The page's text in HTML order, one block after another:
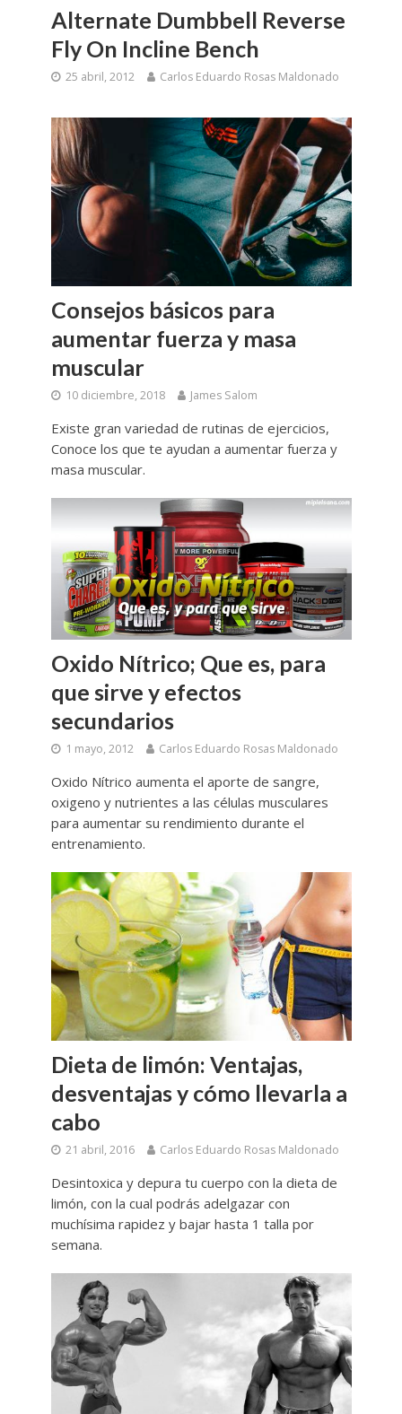
Alternate Dumbbell Reverse
Fly On Incline Bench
25 abril, 2012 Carlos Eduardo Rosas Maldonado
Consejos básicos para
aumentar fuerza y masa
muscular
10 diciembre, 2018 James Salom
Existe gran variedad de rutinas de ejercicios,
Conoce los que te ayudan a aumentar fuerza y
masa muscular.
Oxido Nítrico; Que es, para
que sirve y efectos
secundarios
1 mayo, 2012 Carlos Eduardo Rosas Maldonado
Oxido Nítrico aumenta el aporte de sangre,
oxigeno y nutrientes a las células musculares
para aumentar su rendimiento durante el
entrenamiento.
Dieta de limón: Ventajas,
desventajas y cómo llevarla a
cabo
21 abril, 2016 Carlos Eduardo Rosas Maldonado
Desintoxica y depura tu cuerpo con la dieta de
limón, con la cual podrás adelgazar con
muchísima rapidez y bajar hasta 1 talla por
semana.